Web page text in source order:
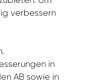
verbessern
in
AB sowie in